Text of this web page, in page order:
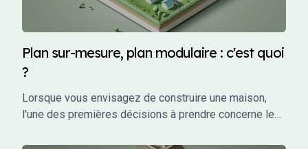
maison ? Cet article vous explique en détail ce qu'est
un CCMI, ses avantages, et les éléments qu'il doit
Plan sur-mesure, plan modulaire : c'est quoi
?
Lorsque vous envisagez de construire une maison,
l'une des premières décisions à prendre concerne le